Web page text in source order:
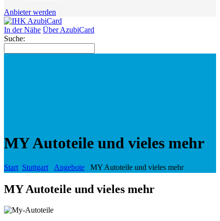
Anbieter werden
In der Nähe Über AzubiCard
Suche:
MY Autoteile und vieles mehr
Start Stuttgart Angebote MY Autoteile und vieles mehr
MY Autoteile und vieles mehr